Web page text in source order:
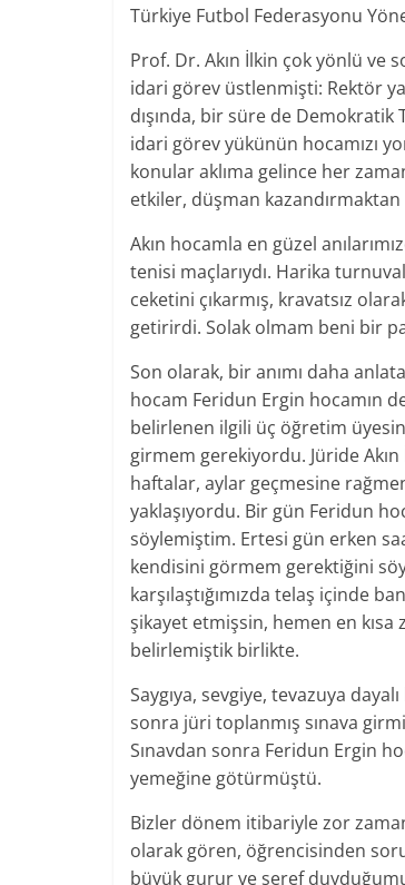
Türkiye Futbol Federasyonu
Prof. Dr. Akın İlkin çok yönlü ve
idari görev üstlenmişti: Rektör
dışında, bir süre de Demokratik
idari görev yükünün hocamızı
konular aklıma gelince her
etkiler, düşman
Akın hocamla en güzel
tenisi maçlarıydı. Harika
ceketini çıkarmış, kravatsız
getirirdi. Solak olmam beni bir
Son olarak, bir anımı daha
hocam Feridun Ergin hocamın
belirlenen ilgili üç öğretim
girmem gerekiyordu. Jüride
haftalar, aylar geçmesine
yaklaşıyordu. Bir gün Feridun
söylemiştim. Ertesi gün erken
kendisini görmem gerektiğini
karşılaştığımızda telaş içinde
şikayet etmişsin, hemen en kısa
belirlemiştik birlikte.
Saygıya, sevgiye, tevazuya
sonra jüri toplanmış sınava
Sınavdan sonra Feridun Ergin
yemeğine götürmüştü.
Bizler dönem itibariyle zor
olarak gören, öğrencisinden
büyük gurur ve şeref